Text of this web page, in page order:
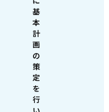
基
本
計
画
の
策
定
を
行